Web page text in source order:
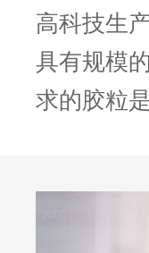
高科技生
具有规模
求的胶粒